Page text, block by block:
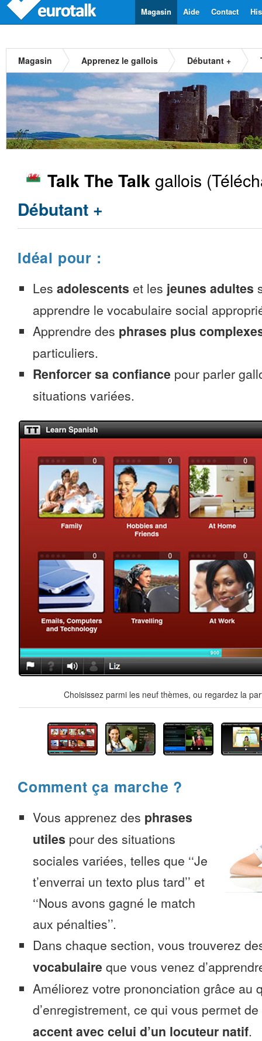
Contact
Aide
Magasin
Magasin Apprenez le gallois Débutant +
Talk The Talkgallois
Débutant +
Idéal pour :
Les adolescents et les jeunes adultes
apprendre le vocabulaire social
Apprendre des phrases plus
particuliers.
Renforcer sa confiance pour parler
situations variées.
Choisissez parmi les neuf thèmes, ou regardez la
Comment ça marche ?
Vous apprenez des phrases
utiles pour des situations
sociales variées, telles que ‘‘Je
t’enverrai un texto plus tard’’ et
‘‘Nous avons gagné le match
aux pénalties’’.
Dans chaque section, vous trouverez
vocabulaire que vous venez
Améliorez votre prononciation grâce au
d’enregistrement, ce qui vous permet de
accent avec celui d’un locuteur natif.